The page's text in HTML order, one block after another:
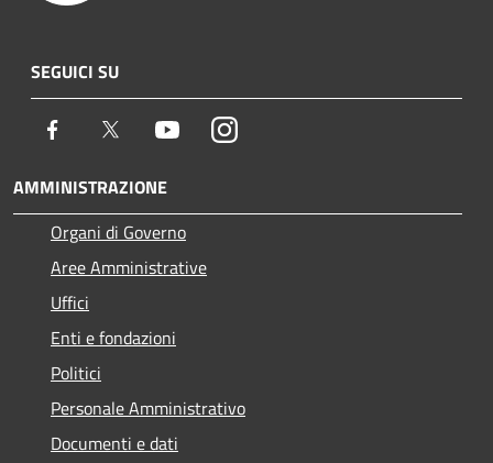
SEGUICI SU
Facebook Twitter YoutubeInstagram
AMMINISTRAZIONE
Organi di Governo
Aree Amministrative
Uffici
Enti e fondazioni
Politici
Personale Amministrativo
Documenti e dati